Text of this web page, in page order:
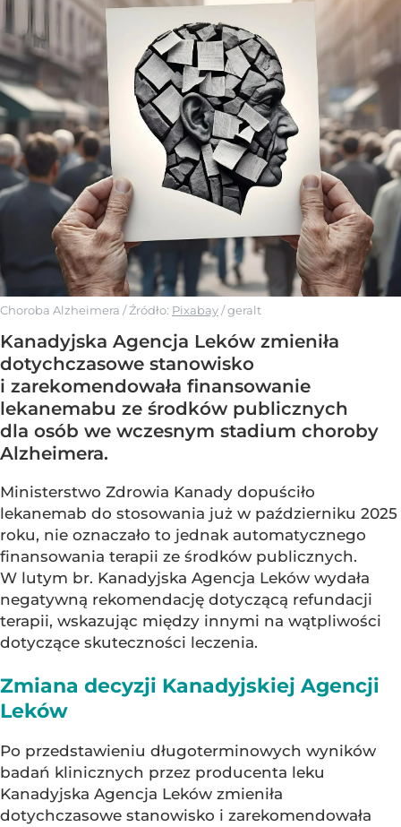
Choroba Alzheimera / Źródło: Pixabay/geralt
Kanadyjska Agencja Leków zmieniła
dotychczasowe stanowisko
i zarekomendowała finansowanie
lekanemabu ze środków publicznych
dla osób we wczesnym stadium choroby
Alzheimera.
Ministerstwo Zdrowia Kanady dopuściło
lekanemab do stosowania już w październiku 2025
roku, nie oznaczało to jednak automatycznego
finansowania terapii ze środków publicznych.
W lutym br. Kanadyjska Agencja Leków wydała
negatywną rekomendację dotyczącą refundacji
terapii, wskazując między innymi na wątpliwości
dotyczące skuteczności leczenia.
Zmiana decyzji Kanadyjskiej Agencji
Leków
Po przedstawieniu długoterminowych wyników
badań klinicznych przez producenta leku
Kanadyjska Agencja Leków zmieniła
dotychczasowe stanowisko i zarekomendowała